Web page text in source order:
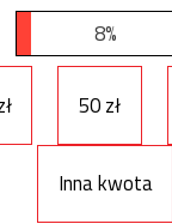
8%
50 zł
Inna kwota